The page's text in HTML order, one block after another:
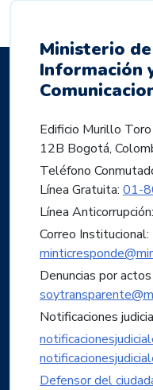
Ministerio
Información
Edificio Murillo
12B Bogotá,
Teléfono
Línea Gratuita: 01-
Línea Anticorrupción:
Correo Institucional:
Denuncias por
Notificaciones
Defensor del